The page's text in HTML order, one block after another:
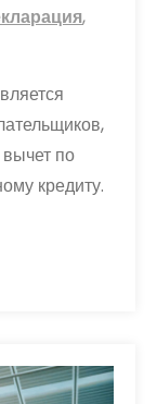
,
по
кредиту.